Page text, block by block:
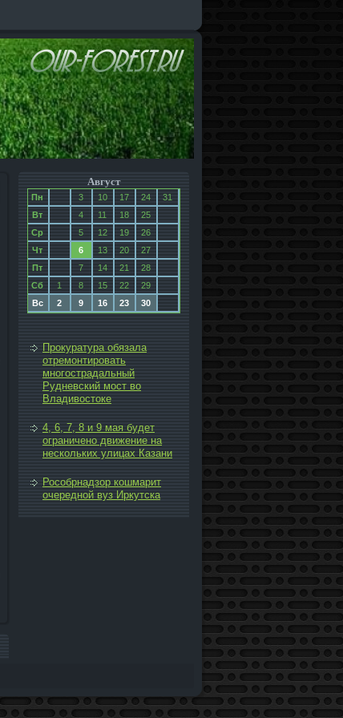
Август
Пн 3 10 17 24
31
Вт
4 11 18
25
Ср
5 12 19
26
Чт
6 13 20
27
Пт
7 14 21
28
Сб
1 8 15 22
29
Вс
2 9 16 23 30
Прокуратура обязала
отремонтировать
многострадальный
Рудневский мост во
Владивостоке
4, 6, 7, 8 и 9 мая будет
ограничено движение на
нескольких улицах Казани
Рособрнадзор кошмарит
очередной вуз Иркутска